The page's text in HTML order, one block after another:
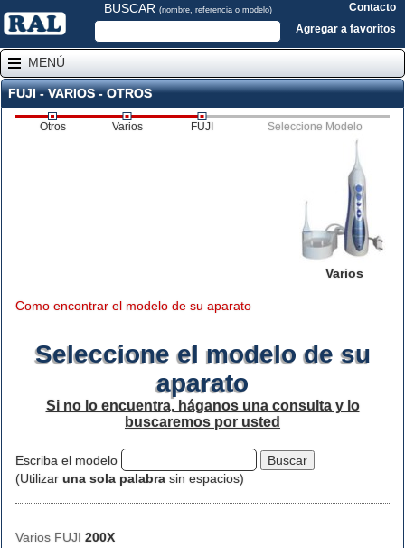
BUSCAR (nombre, referencia o modelo)
Contacto
Agregar a favoritos
MENÚ
FUJI - VARIOS - OTROS
Otros Varios FUJI Seleccione Modelo
Varios
Como encontrar el modelo de su aparato
Seleccione el modelo de su
aparato
Si no lo encuentra, háganos una consulta y lo
buscaremos por usted
Escriba el modelo
(Utilizar una sola palabra sin espacios)
Varios FUJI 200X